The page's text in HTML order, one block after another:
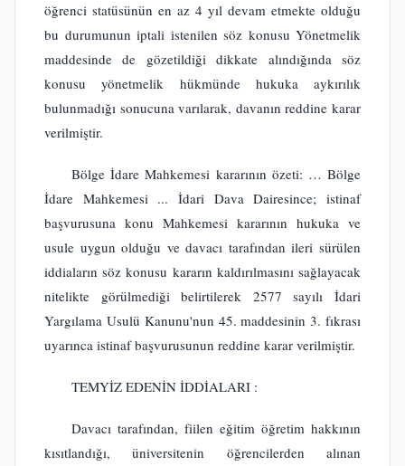
öğrenci statüsünün en az 4 yıl devam etmekte olduğu
bu durumunun iptali istenilen söz konusu Yönetmelik
maddesinde de gözetildiği dikkate alındığında söz
konusu yönetmelik hükmünde hukuka aykırılık
bulunmadığı sonucuna varılarak, davanın reddine karar
verilmiştir.
Bölge İdare Mahkemesi kararının özeti: … Bölge
İdare Mahkemesi ... İdari Dava Dairesince; istinaf
başvurusuna konu Mahkemesi kararının hukuka ve
usule uygun olduğu ve davacı tarafından ileri sürülen
iddiaların söz konusu kararın kaldırılmasını sağlayacak
nitelikte görülmediği belirtilerek 2577 sayılı İdari
Yargılama Usulü Kanunu'nun 45. maddesinin 3. fıkrası
uyarınca istinaf başvurusunun reddine karar verilmiştir.
TEMYİZ EDENİN İDDİALARI :
Davacı tarafından, fiilen eğitim öğretim hakkının
kısıtlandığı, üniversitenin öğrencilerden alınan